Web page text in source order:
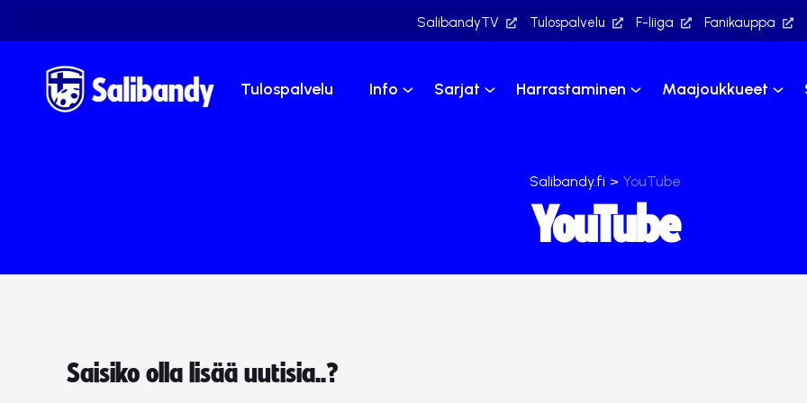
SalibandyTV Tulospalvelu F-liiga Fanikauppa
Tulospalvelu Info Sarjat Harrastaminen Maajoukkueet
Salibandy.fi > YouTube
YouTube
Saisiko olla lisää uutisia..?